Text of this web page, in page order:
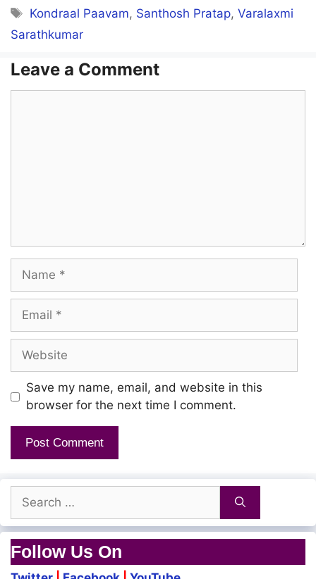
Tags
Kondraal Paavam, Santhosh Pratap,Varalaxmi
Sarathkumar
Leave a Comment
Name
Email
Website
Save my name, email, and website in this
browser for the next time I comment.
Search
for:
Follow Us On